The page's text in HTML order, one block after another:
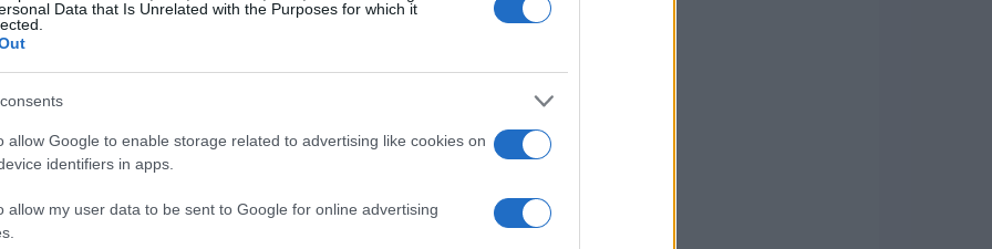
Data that Is Unrelated with the Purposes for which it
allow Google to enable storage related to advertising like cookies on
identifiers in apps.
allow my user data to be sent to Google for online advertising